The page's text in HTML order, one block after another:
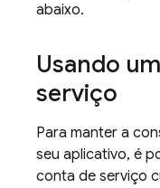
abaixo.
Usando
serviço
Para manter a
seu aplicativo, é
conta de serviço